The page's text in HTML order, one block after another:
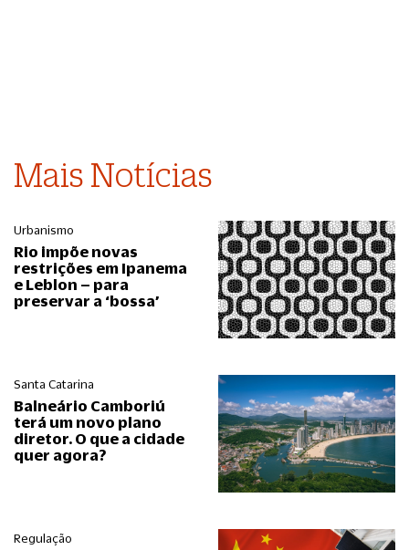
Mais Notícias
Urbanismo
Rio impõe novas
restrições em Ipanema
e Leblon – para
preservar a ‘bossa’
Santa Catarina
Balneário Camboriú
terá um novo plano
diretor. O que a cidade
quer agora?
Regulação